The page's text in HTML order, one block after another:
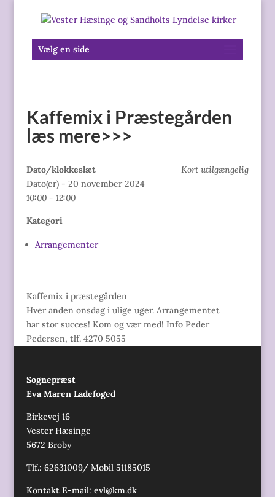
Vælg en side
Kaffemix i Præstegården
læs mere>>>
Kort utilgængelig
Dato/klokkeslæt
Dato(er) - 20 november 2024
10:00 - 12:00
Kategori
Arrangementer
Kaffemix i præstegården
Hver anden onsdag i ulige uger. Arrangementet
har stor succes! Kom og vær med! Info Peder
Pedersen, tlf. 4270 5055
Sognepræst
Eva Maren Ladefoged
Birkevej 16
Vester Hæsinge
5672 Broby
Tlf.: 62631009/ Mobil 51185015
Kontakt E-mail: evl@km.dk